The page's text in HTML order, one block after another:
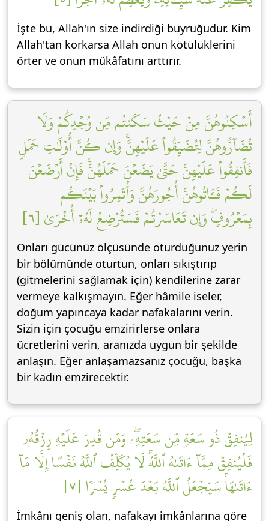
İşte bu, Allah'ın size indirdiği buyruğudur. Kim
Allah'tan korkarsa Allah onun kötülüklerini
örter ve onun mükâfatını arttırır.
أَسۡكِنُوهُنَّ مِنۡ حَيۡثُ سَكَنتُم مِّن وُجۡدِكُمۡ وَلَا
تُضَآرُّوهُنَّ لِتُضَيِّقُواْ عَلَيۡهِنَّۚ وَإِن كُنَّ أُوْلَٰتِ حَمۡلٖ
فَأَنفِقُواْ عَلَيۡهِنَّ حَتَّىٰ يَضَعۡنَ حَمۡلَهُنَّۚ فَإِنۡ أَرۡضَعۡنَ
لَكُمۡ فَـَٔاتُوهُنَّ أُجُورَهُنَّ وَأۡتَمِرُواْ بَيۡنَكُم
بِمَعۡرُوفٖۖ وَإِن تَعَاسَرۡتُمۡ فَسَتُرۡضِعُ لَهُۥٓ أُخۡرَىٰ [٦]
Onları gücünüz ölçüsünde oturduğunuz yerin
bir bölümünde oturtun, onları sıkıştırıp
(gitmelerini sağlamak için) kendilerine zarar
vermeye kalkışmayın. Eğer hâmile iseler,
doğum yapıncaya kadar nafakalarını verin.
Sizin için çocuğu emzirirlerse onlara
ücretlerini verin, aranızda uygun bir şekilde
anlaşın. Eğer anlaşamazsanız çocuğu, başka
bir kadın emzirecektir.
لِيُنفِقۡ ذُو سَعَةٖ مِّن سَعَتِهِۦۖ وَمَن قُدِرَ عَلَيۡهِ رِزۡقُهُۥ
فَلۡيُنفِقۡ مِمَّآ ءَاتَىٰهُ ٱللَّهُۚ لَا يُكَلِّفُ ٱللَّهُ نَفۡسًا إِلَّا مَآ
ءَاتَىٰهَاۚ سَيَجۡعَلُ ٱللَّهُ بَعۡدَ عُسۡرٖ يُسۡرٗا [٧]
İmkânı geniş olan, nafakayı imkânlarına göre